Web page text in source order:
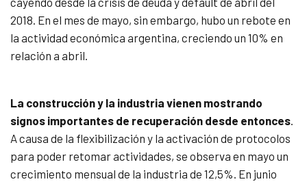
2018. En el mes de mayo, sin embargo, hubo un rebote en
la actividad económica argentina, creciendo un 10% en
relación a abril.
La construcción y la industria vienen mostrando
signos importantes de recuperación desde entonces.
A causa de la flexibilización y la activación de protocolos
para poder retomar actividades, se observa en mayo un
crecimiento mensual de la industria de 12,5%. En junio